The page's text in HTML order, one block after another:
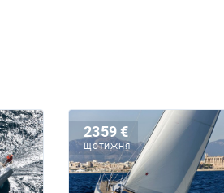
2359 €
ЩОТИЖНЯ